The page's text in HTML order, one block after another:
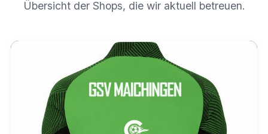
Übersicht der Shops, die wir aktuell betreuen.